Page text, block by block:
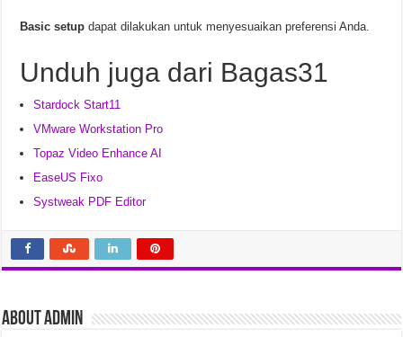
Basic setup dapat dilakukan untuk menyesuaikan preferensi Anda.
Unduh juga dari Bagas31
Stardock Start11
VMware Workstation Pro
Topaz Video Enhance AI
EaseUS Fixo
Systweak PDF Editor
About admin